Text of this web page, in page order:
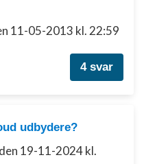
11-05-2013 kl. 22:59
4 svar
udbydere?
den 19-11-2024 kl.